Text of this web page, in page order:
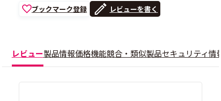
ブックマーク登録 レビューを書く
レビュー製品情報価格機能競合・類似製品セキュリティ情